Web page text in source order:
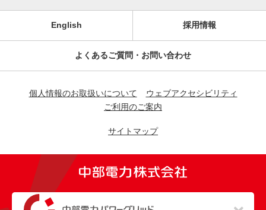
English 採用情報
よくあるご質問・お問い合わせ
個人情報のお取扱いについて
ウェブアクセシビリティ
ご利用のご案内
サイトマップ